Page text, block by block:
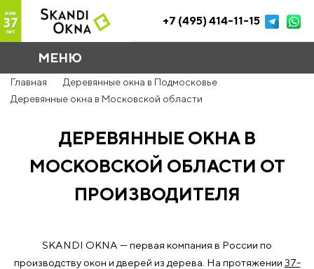
+7 (495) 414-11-15
МЕНЮ
Главная
Деревянные окна в Подмосковье
Деревянные окна в Московской области
ДЕРЕВЯННЫЕ ОКНА В
МОСКОВСКОЙ ОБЛАСТИ ОТ
ПРОИЗВОДИТЕЛЯ
SKANDI OKNA — первая компания в России по
производству окон и дверей из дерева. На протяжении 37-